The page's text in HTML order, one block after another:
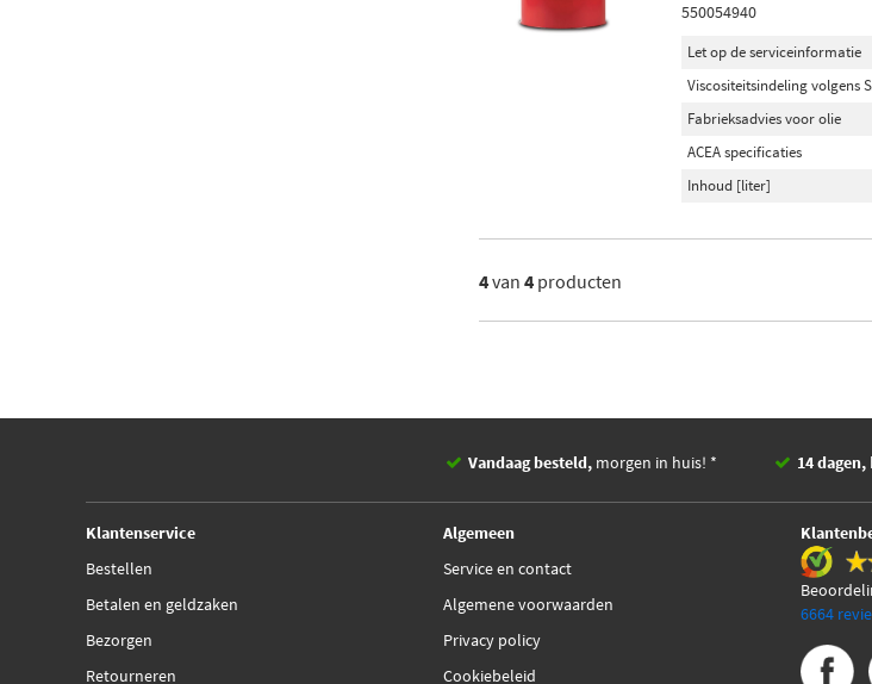
550054940
Let op de serviceinformatie
Viscositeitsindeling volgens
Fabrieksadvies voor olie
ACEA specificaties
Inhoud [liter]
4van 4 producten
Vandaag besteld, morgen in huis! * 14 dagen,
Klantenservice
Bestellen
Betalen en geldzaken
Bezorgen
Retourneren
Algemeen
Service en contact
Algemene voorwaarden
Privacy policy
Cookiebeleid
6664